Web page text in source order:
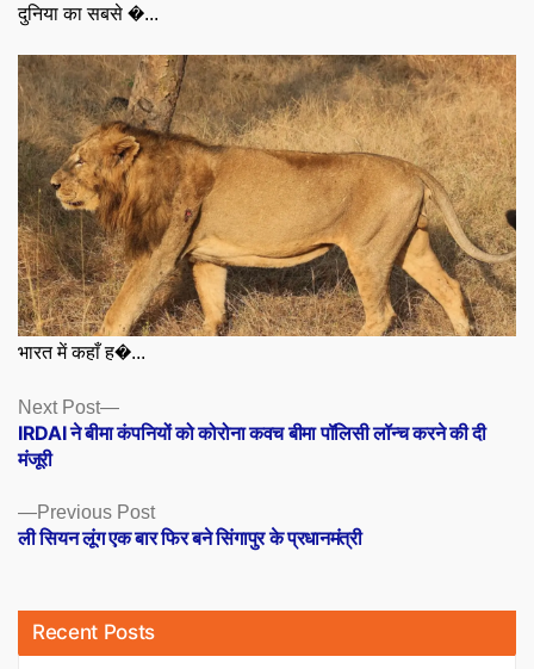
दुनिया का सबसे �...
भारत में कहाँ ह�...
Posts
navigation
Previous PostPrevious
post:
ली सियन लूंग एक बार फिर बने सिंगापुर के प्रधानमंत्री
Next Post
Next
post:
IRDAI ने बीमा कंपनियों को कोरोना कवच बीमा पॉलिसी लॉन्च करने की दी
मंजूरी
Recent Posts